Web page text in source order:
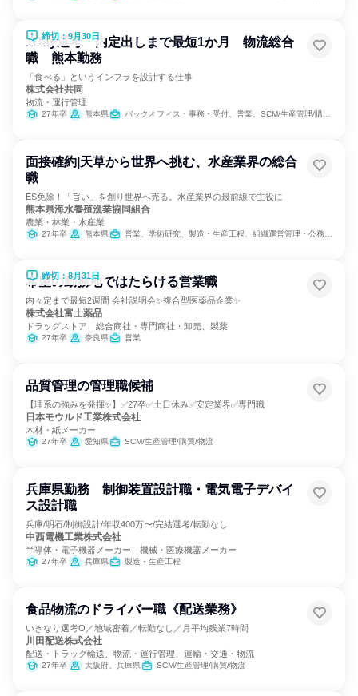
締切：9月30日
1Day選考・内定出しまで最短1か月 物流総合
職 熊本勤務
「食べる」というインフラを設計する仕事
株式会社共同
物流・運行管理
27年卒 熊本県 バックオフィス・事務・受付、営業、SCM/生産管理/購買/物流、交通/運輸
面接確約|天草から世界へ挑む、水産業界の総合
職
ES免除！「旨い」を創り世界へ売る。水産業界の最前線で主役に
熊本県海水養殖漁業協同組合
農業・林業・水産業
27年卒 熊本県 営業、学術研究、製造・生産工程、組織運営管理・公務員・事務系職種
締切：8月31日
希望の勤務地ではたらける営業職
内々定まで最短2週間 会社説明会✨複合型医薬品企業✨
株式会社富士薬品
ドラッグストア、総合商社・専門商社・卸売、製薬
27年卒 奈良県 営業
品質管理の管理職候補
【理系の強みを発揮✨】✅27卒✅土日休み✅安定業界✅専門職
日本モウルド工業株式会社
木材・紙メーカー
27年卒 愛知県 SCM/生産管理/購買/物流
兵庫県勤務 制御装置設計職・電気電子デバイ
ス設計職
兵庫/明石/制御設計/年収400万〜/完結選考/転勤なし
中西電機工業株式会社
半導体・電子機器メーカー、機械・医療機器メーカー
27年卒 兵庫県 製造・生産工程
食品物流のドライバー職《配送業務》
いきなり選考O／地域密着／転勤なし／月平均残業7時間
川田配送株式会社
配送・トラック輸送、物流・運行管理、運輸・交通・物流
27年卒 大阪府、兵庫県 SCM/生産管理/購買/物流